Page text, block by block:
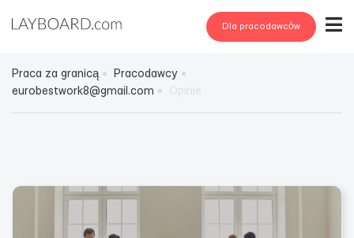
Dla pracodawców
Praca za granicą
Pracodawcy
eurobestwork8@gmail.com